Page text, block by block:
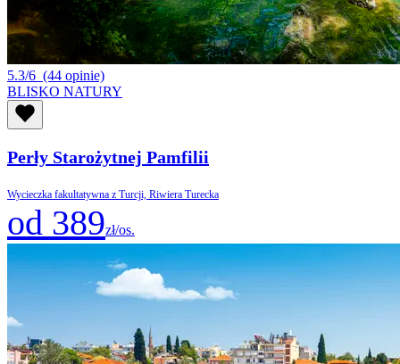
5.3/6 (44 opinie)
BLISKO NATURY
Perły Starożytnej Pamfilii
Wycieczka fakultatywna z Turcji, Riwiera Turecka
od 389zł/os.